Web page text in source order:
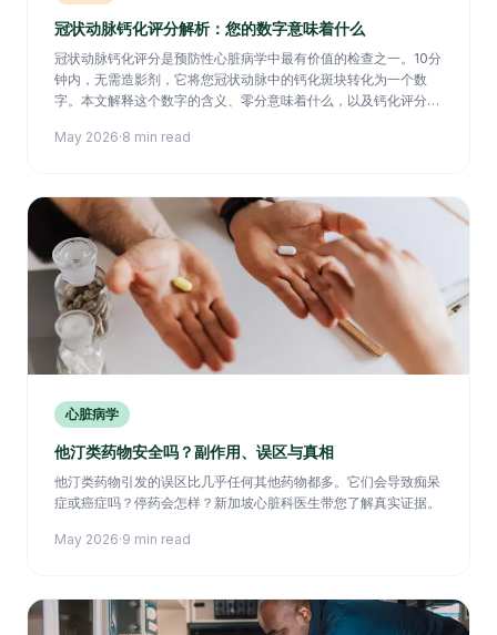
冠状动脉钙化评分解析：您的数字意味着什么
冠状动脉钙化评分是预防性心脏病学中最有价值的检查之一。10分
钟内，无需造影剂，它将您冠状动脉中的钙化斑块转化为一个数
字。本文解释这个数字的含义、零分意味着什么，以及钙化评分能
May 2026·8 min read
心脏病学
他汀类药物安全吗？副作用、误区与真相
他汀类药物引发的误区比几乎任何其他药物都多。它们会导致痴呆
症或癌症吗？停药会怎样？新加坡心脏科医生带您了解真实证据。
May 2026·9 min read